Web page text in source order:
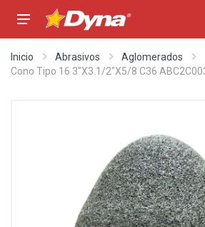
Inicio Abrasivos
Aglomerados
Cono Tipo 16 3"X3.1/2"X5/8 C36